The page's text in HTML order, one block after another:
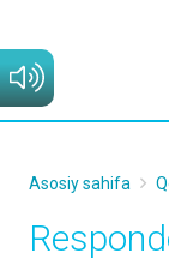
Asosiy sahifa